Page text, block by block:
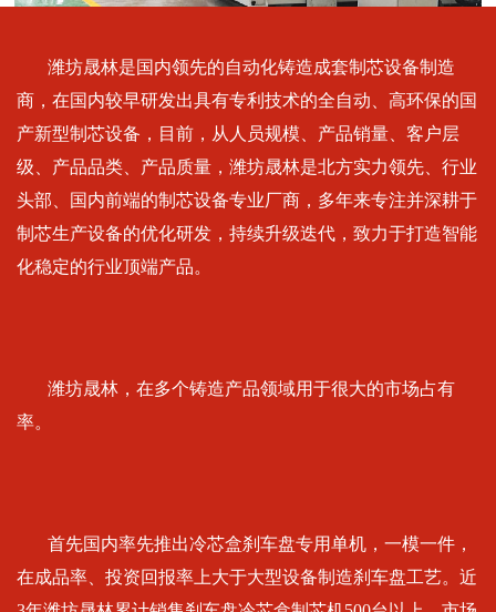
潍坊晟林是国内领先的自动化铸造成套制芯设备制造
商，在国内较早研发出具有专利技术的全自动、高环保的国
产新型制芯设备，目前，从人员规模、产品销量、客户层
级、产品品类、产品质量，潍坊晟林是北方实力领先、行业
头部、国内前端的制芯设备专业厂商，多年来专注并深耕于
制芯生产设备的优化研发，持续升级迭代，致力于打造智能
化稳定的行业顶端产品。
潍坊晟林，在多个铸造产品领域用于很大的市场占有
率。
首先国内率先推出冷芯盒刹车盘专用单机，一模一件，
在成品率、投资回报率上大于大型设备制造刹车盘工艺。近